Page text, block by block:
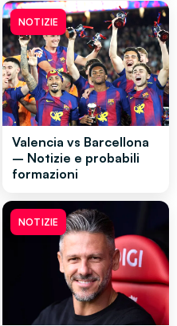
NOTIZIE
Valencia vs Barcellona
– Notizie e probabili
formazioni
NOTIZIE